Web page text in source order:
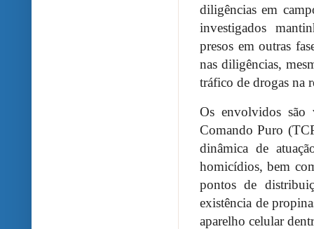
diligências em
investigados
presos em outras
nas diligências,
tráfico de drogas na
Os envolvidos são
Comando Puro
dinâmica de
homicídios, bem
pontos de
existência de
aparelho celular